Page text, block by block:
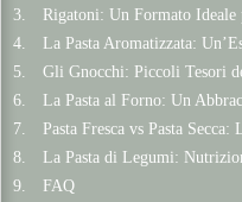
Rigatoni: Un Formato Ideale
La Pasta Aromatizzata:
Gli Gnocchi: Piccoli Tesori
La Pasta al Forno: Un
Pasta Fresca vs Pasta
La Pasta di Legumi:
FAQ